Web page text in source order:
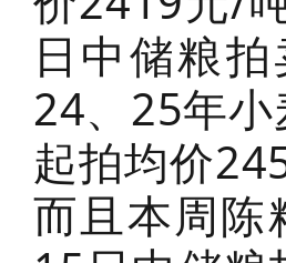
日中储粮
24、25年
起拍均价
而且本周陈